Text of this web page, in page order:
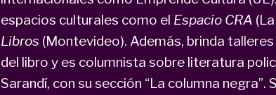
espacios culturales como el Espacio CRA
Libros (Montevideo). Además, brinda
del libro y es columnista sobre literatura
Sarandí, con su sección “La columna